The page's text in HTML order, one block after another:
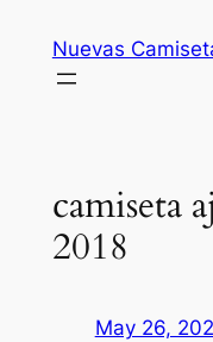
contenido
Nuevas
camiseta
2018
May 26,